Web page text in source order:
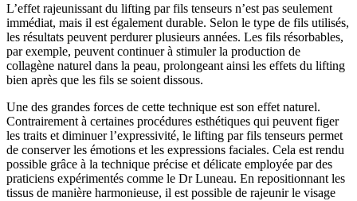
L’effet rajeunissant du lifting par fils tenseurs n’est pas seulement
immédiat, mais il est également durable. Selon le type de fils utilisés,
les résultats peuvent perdurer plusieurs années. Les fils résorbables,
par exemple, peuvent continuer à stimuler la production de
collagène naturel dans la peau, prolongeant ainsi les effets du lifting
bien après que les fils se soient dissous.
Une des grandes forces de cette technique est son effet naturel.
Contrairement à certaines procédures esthétiques qui peuvent figer
les traits et diminuer l’expressivité, le lifting par fils tenseurs permet
de conserver les émotions et les expressions faciales. Cela est rendu
possible grâce à la technique précise et délicate employée par des
praticiens expérimentés comme le Dr Luneau. En repositionnant les
tissus de manière harmonieuse, il est possible de rajeunir le visage